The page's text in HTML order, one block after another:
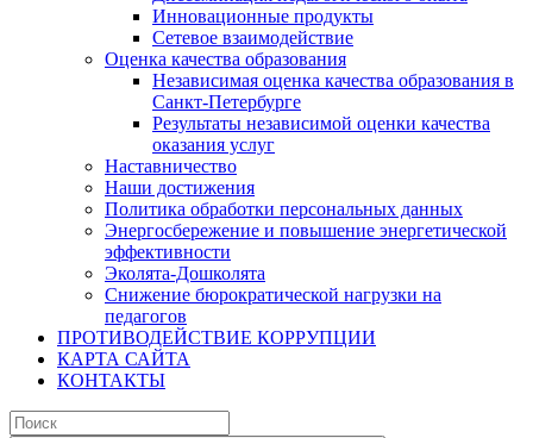
Инновационные продукты
Сетевое взаимодействие
Оценка качества образования
Независимая оценка качества образования в
Санкт-Петербурге
Результаты независимой оценки качества
оказания услуг
Наставничество
Наши достижения
Политика обработки персональных данных
Энергосбережение и повышение энергетической
эффективности
Эколята-Дошколята
Снижение бюрократической нагрузки на
педагогов
ПРОТИВОДЕЙСТВИЕ КОРРУПЦИИ
КАРТА САЙТА
КОНТАКТЫ